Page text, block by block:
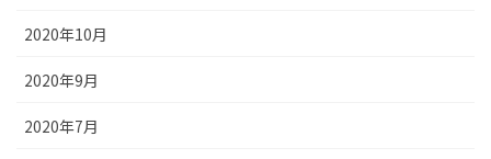
2020年10月
2020年9月
2020年7月